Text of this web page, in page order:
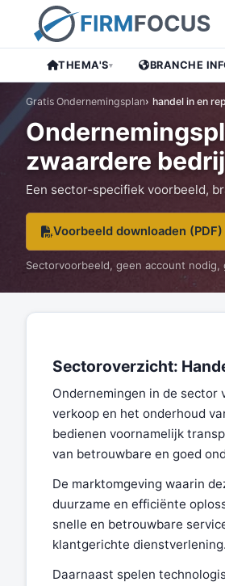
THEMA'S▾ BRANCHE
Gratis Ondernemingsplan handel in en
zwaardere
Een sector-specifiek voorbeeld,
Voorbeeld downloaden (PDF)
Sectorvoorbeeld, geen account nodig,
Sectoroverzicht:
Ondernemingen in de sector
verkoop en het onderhoud
bedienen voornamelijk
van betrouwbare en goed
De marktomgeving waarin
duurzame en efficiënte
snelle en betrouwbare
klantgerichte dienstverlening.
Daarnaast spelen